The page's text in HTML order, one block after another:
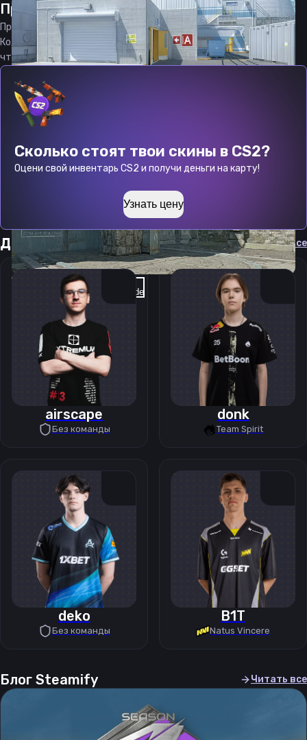
Previous slide Next slide
Прицелзаннот07.08.2026
Прицел zaNNN является актуальным на
07.08.2026
Код прицела
CS 2 стараемся еженедельно обновлять,
чтобы вы могли играть с актуальными настройками игрока.
Сколько стоят твои скины в CS2?
Оцени свой инвентарь CS2 и получи деньги на карту!
Узнать цену
Другие прицелы Cмотреть все
airscape
Без команды
donk
Team Spirit
deko
Без команды
B1T
Natus Vincere
Блог Steamify Читать все